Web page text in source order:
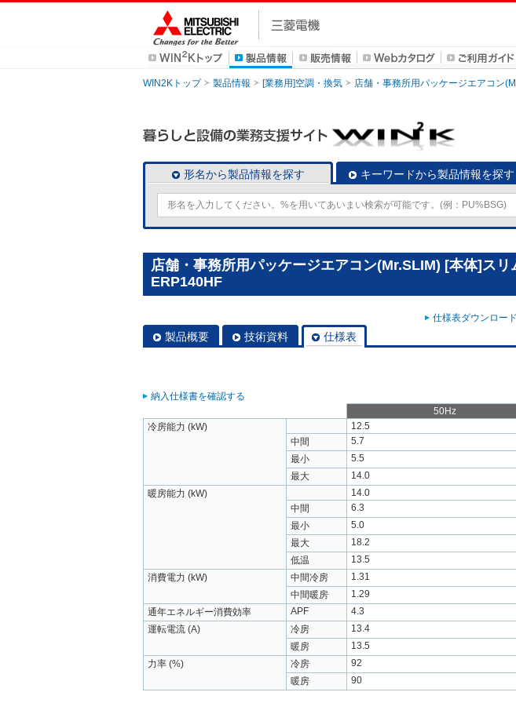
WIN2Kトップ 製品情報 [業務用]空調・換気 店舗・事務所用パッケージエアコン
形名から製品情報を探す キーワードから製品情報を探す
店舗・事務所用パッケージエアコン(Mr.SLIM) [本体]ス
ERP140HF
仕様表ダウンロー
製品概要 技術資料 仕様表
納入仕様書を確認する
50Hz
冷房能力 (kW)
12.5
中間
5.7
最小
5.5
最大
14.0
暖房能力 (kW)
14.0
中間
6.3
最小
5.0
最大
18.2
低温
13.5
消費電力 (kW)
中間冷房 1.31
中間暖房
1.29
通年エネルギー消費効率
APF 4.3
運転電流 (A)
冷房 13.4
暖房
13.5
力率 (%)
冷房 92
暖房
90